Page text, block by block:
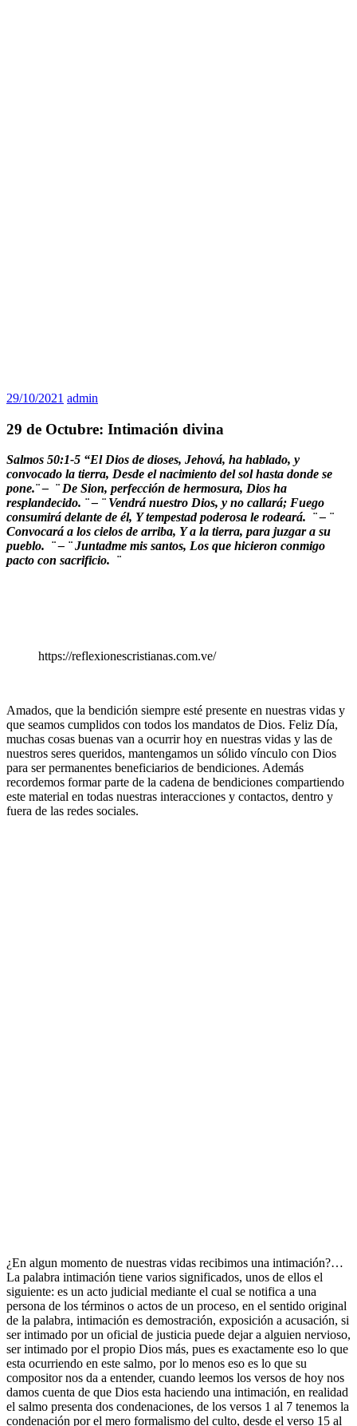
29/10/2021 admin
29 de Octubre: Intimación divina
Salmos 50:1-5 “El Dios de dioses, Jehová, ha hablado, y
convocado la tierra, Desde el nacimiento del sol hasta donde se
pone.¨ – ¨ De Sion, perfección de hermosura, Dios ha
resplandecido. ¨ – ¨ Vendrá nuestro Dios, y no callará; Fuego
consumirá delante de él, Y tempestad poderosa le rodeará. ¨ – ¨
Convocará a los cielos de arriba, Y a la tierra, para juzgar a su
pueblo. ¨ – ¨ Juntadme mis santos, Los que hicieron conmigo
pacto con sacrificio. ¨
https://reflexionescristianas.com.ve/
Amados, que la bendición siempre esté presente en nuestras vidas y
que seamos cumplidos con todos los mandatos de Dios. Feliz Día,
muchas cosas buenas van a ocurrir hoy en nuestras vidas y las de
nuestros seres queridos, mantengamos un sólido vínculo con Dios
para ser permanentes beneficiarios de bendiciones. Además
recordemos formar parte de la cadena de bendiciones compartiendo
este material en todas nuestras interacciones y contactos, dentro y
fuera de las redes sociales.
¿En algun momento de nuestras vidas recibimos una intimación?…
La palabra intimación tiene varios significados, unos de ellos el
siguiente: es un acto judicial mediante el cual se notifica a una
persona de los términos o actos de un proceso, en el sentido original
de la palabra, intimación es demostración, exposición a acusación, si
ser intimado por un oficial de justicia puede dejar a alguien nervioso,
ser intimado por el propio Dios más, pues es exactamente eso lo que
esta ocurriendo en este salmo, por lo menos eso es lo que su
compositor nos da a entender, cuando leemos los versos de hoy nos
damos cuenta de que Dios esta haciendo una intimación, en realidad
el salmo presenta dos condenaciones, de los versos 1 al 7 tenemos la
condenación por el mero formalismo del culto, desde el verso 15 al